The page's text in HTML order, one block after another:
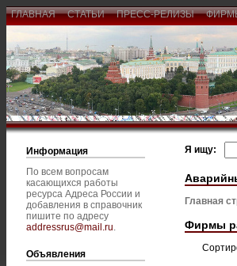
ГЛАВНАЯ СТАТЬИ ПРЕСС-РЕЛИЗЫ
Информация
По всем вопросам
касающихся работы
ресурса Адреса России и
добавления в справочник
пишите по адресу
addressrus@mail.ru.
Объявления
Я ищу:
Главная
Фирмы